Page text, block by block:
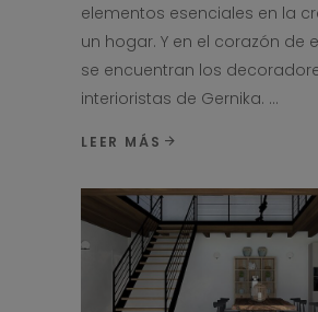
elementos esenciales en la
un hogar. Y en el corazón de
se encuentran los
interioristas de Gernika.
LEER MÁS